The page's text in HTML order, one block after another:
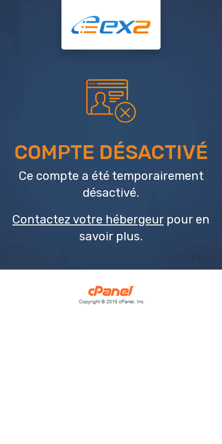
COMPTE DÉSACTIVÉ
Ce compte a été temporairement
désactivé.
Contactez votre hébergeur pour en
savoir plus.